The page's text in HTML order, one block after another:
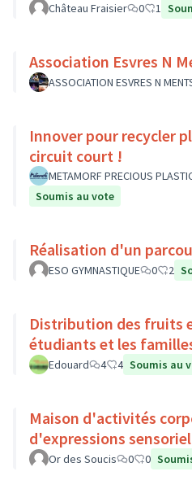
Château Fraisier 0 1
Association Esvres N
ASSOCIATION ESVRES N
Innover pour recycler
circuit court !
METAMORF PRECIOUS
Soumis au vote
Réalisation d'un
ESO GYMNASTIQUE 0 2
Distribution des fruits
étudiants et les
Edouard 4 4 Soumis au
Maison d'activités
d'expressions
Or des Soucis 0 0